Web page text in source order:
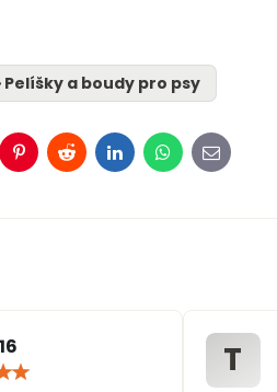
Pelíšky a boudy pro psy
Pinterest
RedditLinkedInWhatsApp
E-
mail
T